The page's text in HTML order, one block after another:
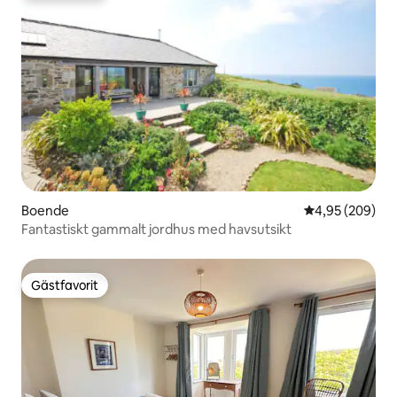
Boende 4,95 av 5 i
4,95 (209)
Fantastiskt gammalt jordhus med havsutsikt
Gästfavorit
Gästfavorit